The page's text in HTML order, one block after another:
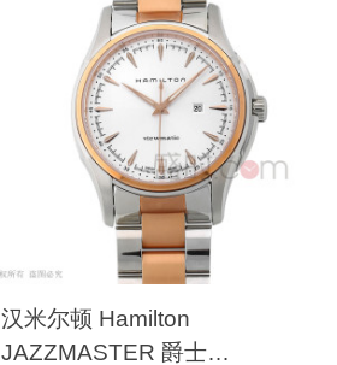
汉米尔顿 Hamilton
JAZZMASTER 爵士